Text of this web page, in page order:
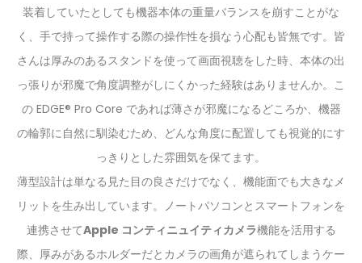
装着していたとしても機器本体の重量バランスを崩すことがな
く、手で持って操作する際の操作性を損なう心配も皆無です。皆
さんは厚みのあるスタンドを使って画面視聴をした時、本体の出
っ張りが邪魔で角度調整がしにくかった経験はありませんか。こ
の EDGE® Pro Core であれば薄さが邪魔になるどころか、機器
の輪郭に自然に馴染むため、どんな角度に配置しても視覚的にす
っきりとした雰囲気を保てます。
薄型設計は単なる見た目の良さだけでなく、機能面でも大きなメ
リットを生み出しています。ノートパソコンとスマートフォンを
連携させてApple コンティニュイティカメラ機能を活用する
際、厚みがあるホルダーだとカメラの画角が遮られてしまうケー